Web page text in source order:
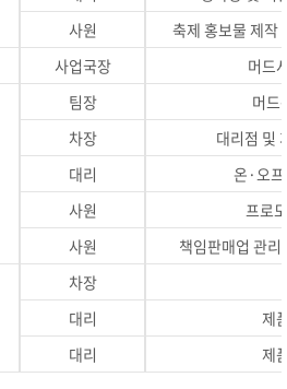
사원
축제 홍보물 제작
사업국장 머드
팀장
머드
차장
대리점 및
대리
온·오
사원
프로
사원
책임판매업 관
차장
대리
제
대리
제